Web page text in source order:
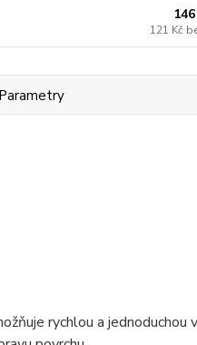
121 Kč
Parametry
rychlou a jednoduchou